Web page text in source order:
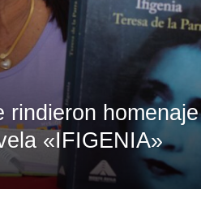
rindieron
«IFIGENIA»